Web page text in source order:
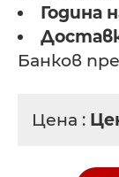
Година
Банков
Цена :